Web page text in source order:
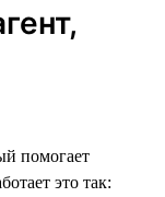
помогает
это так: